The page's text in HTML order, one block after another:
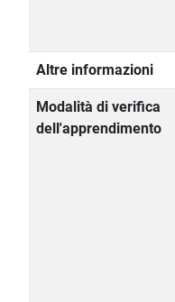
Altre informazioni
Modalità di verifica
dell'apprendimento